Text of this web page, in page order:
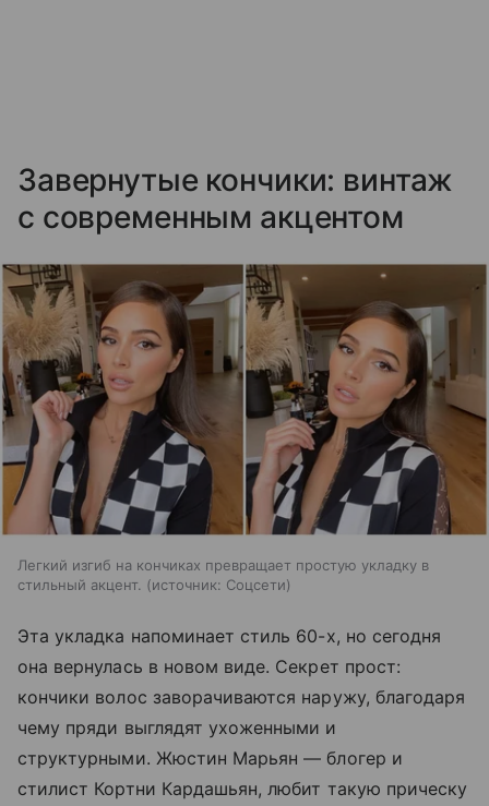
Завернутые кончики: винтаж
с современным акцентом
Легкий изгиб на кончиках превращает простую укладку в
стильный акцент.
источник: Соцсети
Эта укладка напоминает стиль 60-х, но сегодня
она вернулась в новом виде. Секрет прост:
кончики волос заворачиваются наружу, благодаря
чему пряди выглядят ухоженными и
структурными. Жюстин Марьян — блогер и
стилист Кортни Кардашьян, любит такую прическу